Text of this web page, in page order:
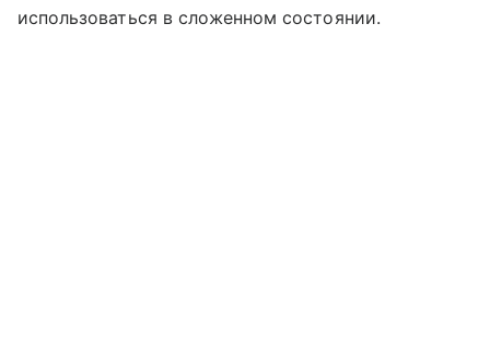
использоваться в сложенном состоянии.